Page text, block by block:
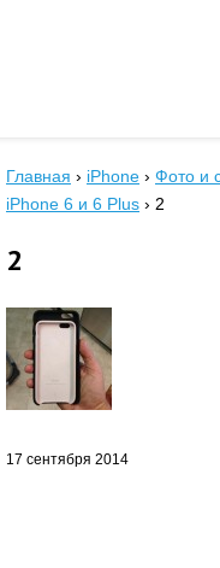
Главная › iPhone › Фото и
iPhone 6 и 6 Plus › 2
2
17 сентября 2014